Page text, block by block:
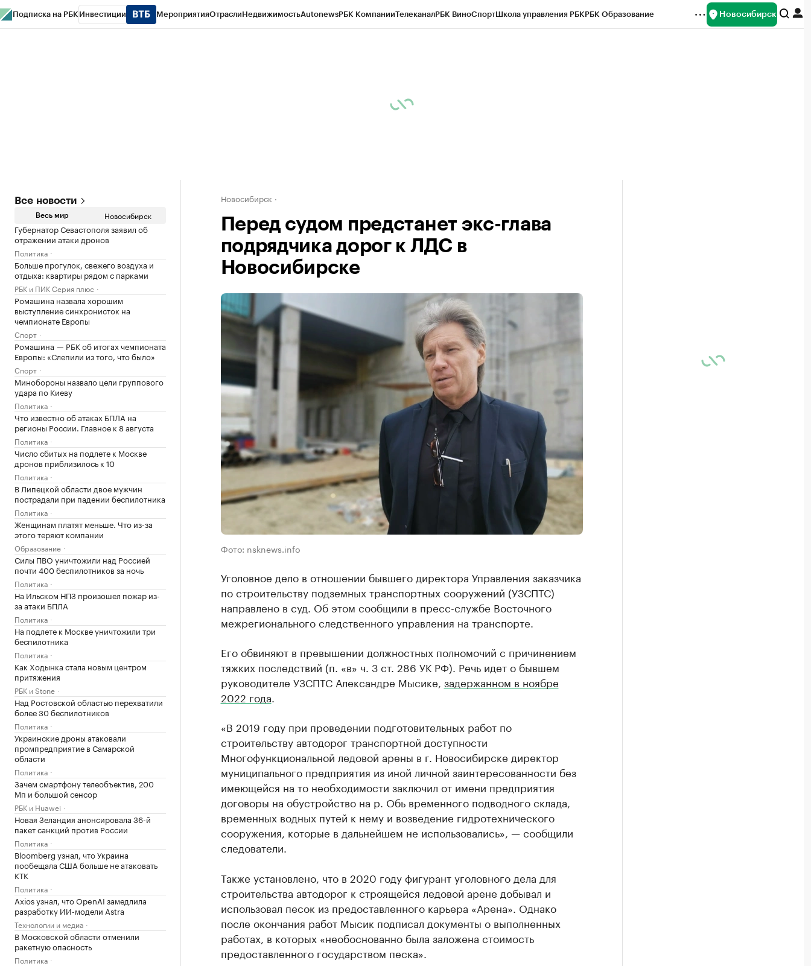
Подписка на РБК Инвестиции МероприятияОтраслиНедвижимостьAutonewsРБК КомпанииТелеканалРБК ВиноСпортШкола управления РБКРБК Образование Новосибирск
Все новости
Весь мир Новосибирск
Губернатор Севастополя заявил об
отражении атаки дронов
Политика
Больше прогулок, свежего воздуха и
отдыха: квартиры рядом с парками
РБК и ПИК Серия плюс
Ромашина назвала хорошим
выступление синхронисток на
чемпионате Европы
Спорт
Ромашина — РБК об итогах чемпионата
Европы: «Слепили из того, что было»
Спорт
Минобороны назвало цели группового
удара по Киеву
Политика
Что известно об атаках БПЛА на
регионы России. Главное к 8 августа
Политика
Число сбитых на подлете к Москве
дронов приблизилось к 10
Политика
В Липецкой области двое мужчин
пострадали при падении беспилотника
Политика
Женщинам платят меньше. Что из-за
этого теряют компании
Образование
Силы ПВО уничтожили над Россией
почти 400 беспилотников за ночь
Политика
На Ильском НПЗ произошел пожар из-
за атаки БПЛА
Политика
На подлете к Москве уничтожили три
беспилотника
Политика
Как Ходынка стала новым центром
притяжения
РБК и Stone
Над Ростовской областью перехватили
более 30 беспилотников
Политика
Украинские дроны атаковали
промпредприятие в Самарской
области
Политика
Зачем смартфону телеобъектив, 200
Мп и большой сенсор
РБК и Huawei
Новая Зеландия анонсировала 36-й
пакет санкций против России
Политика
Bloomberg узнал, что Украина
пообещала США больше не атаковать
КТК
Политика
Axios узнал, что OpenAI замедлила
разработку ИИ-модели Astra
Технологии и медиа
В Московской области отменили
ракетную опасность
Политика
Новосибирск
Перед судом предстанет экс-глава
подрядчика дорог к ЛДС в
Новосибирске
Фото: nsknews.info
Уголовное дело в отношении бывшего директора Управления заказчика
по строительству подземных транспортных сооружений (УЗСПТС)
направлено в суд. Об этом сообщили в пресс-службе Восточного
межрегионального следственного управления на транспорте.
Его обвиняют в превышении должностных полномочий с причинением
тяжких последствий (п. «в» ч. 3 ст. 286 УК РФ). Речь идет о бывшем
руководителе УЗСПТС Александре Мысике, задержанном в ноябре
2022 года
«В 2019 году при проведении подготовительных работ по
строительству автодорог транспортной доступности
Многофункциональной ледовой арены в г. Новосибирске директор
муниципального предприятия из иной личной заинтересованности без
имеющейся на то необходимости заключил от имени предприятия
договоры на обустройство на р. Обь временного подводного склада,
временных водных путей к нему и возведение гидротехнического
сооружения, которые в дальнейшем не использовались», — сообщили
следователи.
Также установлено, что в 2020 году фигурант уголовного дела для
строительства автодорог к строящейся ледовой арене добывал и
использовал песок из предоставленного карьера «Арена». Однако
после окончания работ Мысик подписал документы о выполненных
работах, в которых «необоснованно была заложена стоимость
предоставленного государством песка».